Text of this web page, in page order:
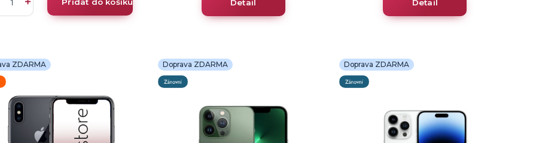
Detail Detail
ZDARMA Doprava ZDARMA Doprava ZDARMA